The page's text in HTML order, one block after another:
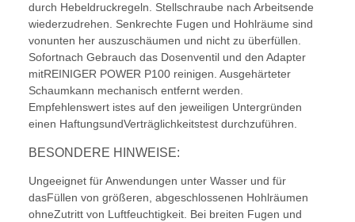
durch Hebeldruckregeln. Stellschraube nach Arbeitsende
wiederzudrehen. Senkrechte Fugen und Hohlräume sind
vonunten her auszuschäumen und nicht zu überfüllen.
Sofortnach Gebrauch das Dosenventil und den Adapter
mitREINIGER POWER P100 reinigen. Ausgehärteter
Schaumkann mechanisch entfernt werden.
Empfehlenswert istes auf den jeweiligen Untergründen
einen HaftungsundVerträglichkeitstest durchzuführen.
BESONDERE HINWEISE:
Ungeeignet für Anwendungen unter Wasser und für
dasFüllen von größeren, abgeschlossenen Hohlräumen
ohneZutritt von Luftfeuchtigkeit. Bei breiten Fugen und